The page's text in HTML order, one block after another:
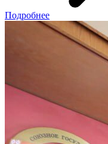
Подробнее